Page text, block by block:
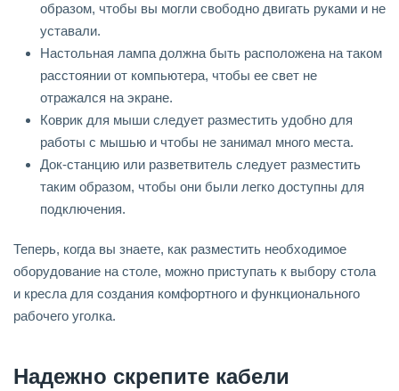
образом, чтобы вы могли свободно двигать руками и не
уставали.
Настольная лампа должна быть расположена на таком
расстоянии от компьютера, чтобы ее свет не
отражался на экране.
Коврик для мыши следует разместить удобно для
работы с мышью и чтобы не занимал много места.
Док-станцию или разветвитель следует разместить
таким образом, чтобы они были легко доступны для
подключения.
Теперь, когда вы знаете, как разместить необходимое
оборудование на столе, можно приступать к выбору стола
и кресла для создания комфортного и функционального
рабочего уголка.
Надежно скрепите кабели